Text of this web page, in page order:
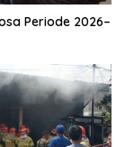
Periode 2026–